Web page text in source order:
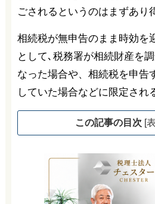
ごされるというのはまずあり
相続税が無申告のまま時効を
として､税務署が相続財産を
なった場合や、相続税を申告
していた場合などに限定され
この記事の目次 [